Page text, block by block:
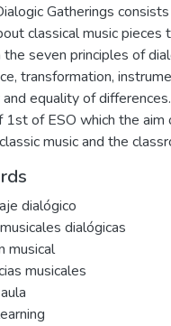
Gatherings
classical music pieces
seven principles of
transformation,
equality of
1st of ESO which the
music and the
dialógico
dialógicas
musical
musicales